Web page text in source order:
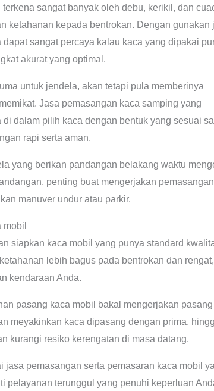
sangat banyak oleh debu, kerikil, dan
ketahanan kepada bentrokan. Dengan gunakan
sangat percaya kalau kaca yang dipakai
akurat yang optimal.
untuk jendela, akan tetapi pula memberinya
Jasa pemasangan kaca samping yang
dalam pilih kaca dengan bentuk yang sesuai
rapi serta aman.
yang berikan pandangan belakang waktu
penting buat mengerjakan
manuver undur atau parkir.
siapkan kaca mobil yang punya standard
lebih bagus pada bentrokan dan
kendaraan Anda.
pasang kaca mobil bakal mengerjakan pasang
meyakinkan kaca dipasang dengan prima,
kurangi resiko kerengatan di masa datang.
jasa pemasangan serta pemasaran kaca mobil
pelayanan terunggul yang penuhi keperluan